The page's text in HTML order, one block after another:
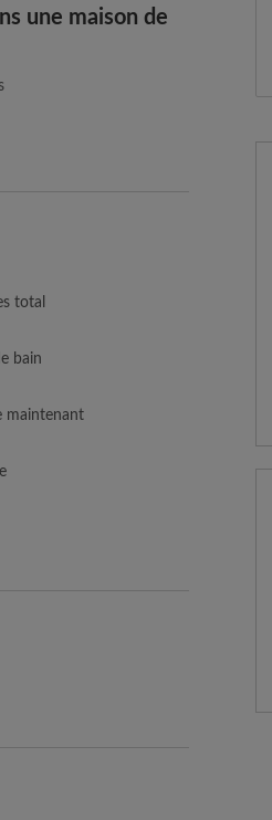
une maison de
total
bain
maintenant